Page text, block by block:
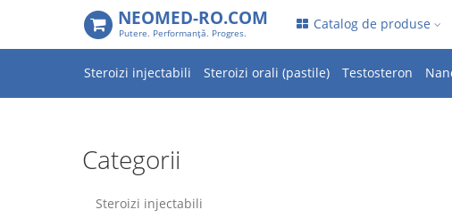
NEOMED-RO.COM
Putere. Performanţă. Progres.
Catalog de produse
Steroizi injectabili​ Steroizi orali​ (pastile) Testosteron
Categorii
Steroizi injectabili​